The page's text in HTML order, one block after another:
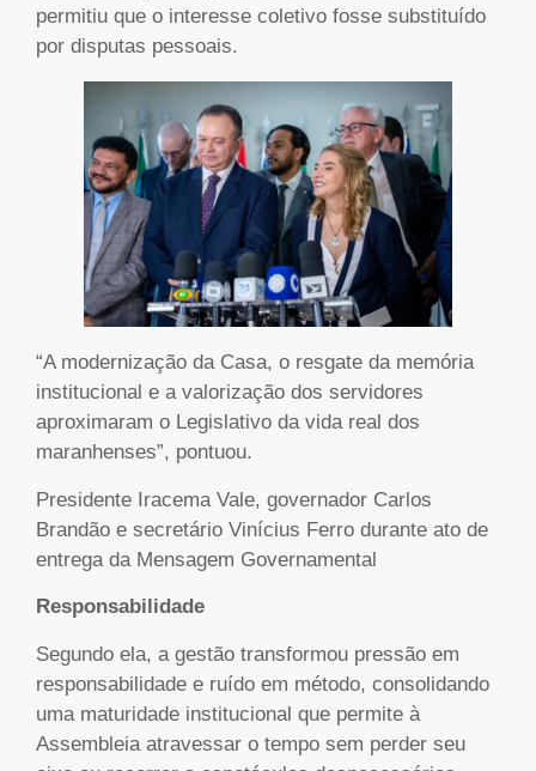
permitiu que o interesse coletivo fosse substituído
por disputas pessoais.
“A modernização da Casa, o resgate da memória
institucional e a valorização dos servidores
aproximaram o Legislativo da vida real dos
maranhenses”, pontuou.
Presidente Iracema Vale, governador Carlos
Brandão e secretário Vinícius Ferro durante ato de
entrega da Mensagem Governamental
Responsabilidade
Segundo ela, a gestão transformou pressão em
responsabilidade e ruído em método, consolidando
uma maturidade institucional que permite à
Assembleia atravessar o tempo sem perder seu